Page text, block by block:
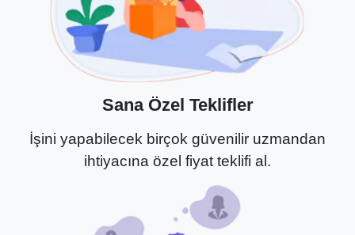
Sana Özel Teklifler
İşini yapabilecek birçok güvenilir uzmandan
ihtiyacına özel fiyat teklifi al.